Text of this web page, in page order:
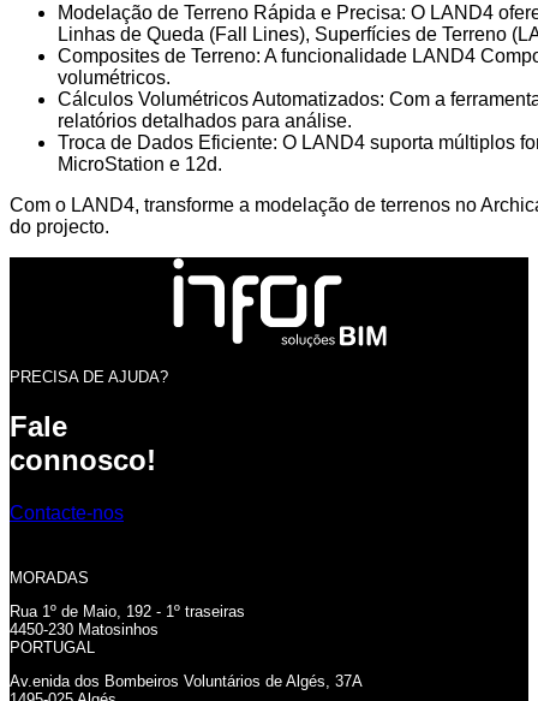
Modelação de Terreno Rápida e Precisa: O LAND4
Linhas de Queda (Fall Lines), Superfícies de Terreno
Composites de Terreno: A funcionalidade LAND4
volumétricos.
Cálculos Volumétricos Automatizados: Com a
relatórios detalhados para análise.
Troca de Dados Eficiente: O LAND4 suporta múltiplos
MicroStation e 12d.
Com o LAND4, transforme a modelação de terrenos no
do projecto.
PRECISA DE AJUDA?
Fale
connosco!
Contacte-nos
MORADAS
Rua 1º de Maio, 192 - 1º traseiras
4450-230 Matosinhos
PORTUGAL
Av.enida dos Bombeiros Voluntários de Algés, 37A